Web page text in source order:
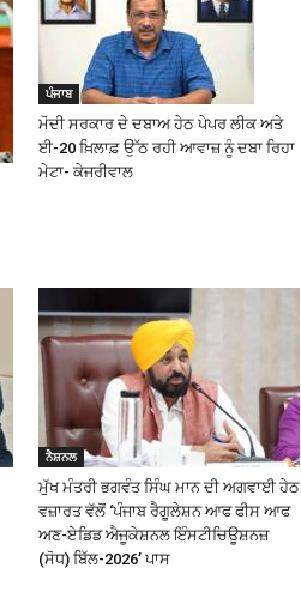
ਪੰਜਾਬ
ਮੋਦੀ ਸਰਕਾਰ ਦੇ ਦਬਾਅ ਹੇਠ ਪੇਪਰ ਲੀਕ ਅਤੇ
ਈ-20 ਖ਼ਿਲਾਫ਼ ਉੱਠ ਰਹੀ ਆਵਾਜ਼ ਨੂੰ ਦਬਾ ਰਿਹਾ
ਮੇਟਾ- ਕੇਜਰੀਵਾਲ
ਨੈਸ਼ਨਲ
ਮੁੱਖ ਮੰਤਰੀ ਭਗਵੰਤ ਸਿੰਘ ਮਾਨ ਦੀ ਅਗਵਾਈ ਹੇਠ
ਵਜ਼ਾਰਤ ਵੱਲੋਂ ‘ਪੰਜਾਬ ਰੈਗੂਲੇਸ਼ਨ ਆਫ ਫੀਸ ਆਫ
ਅਣ-ਏਡਿਡ ਐਜੂਕੇਸ਼ਨਲ ਇੰਸਟੀਚਿਊਸ਼ਨਜ਼
(ਸੋਧ) ਬਿੱਲ-2026’ ਪਾਸ